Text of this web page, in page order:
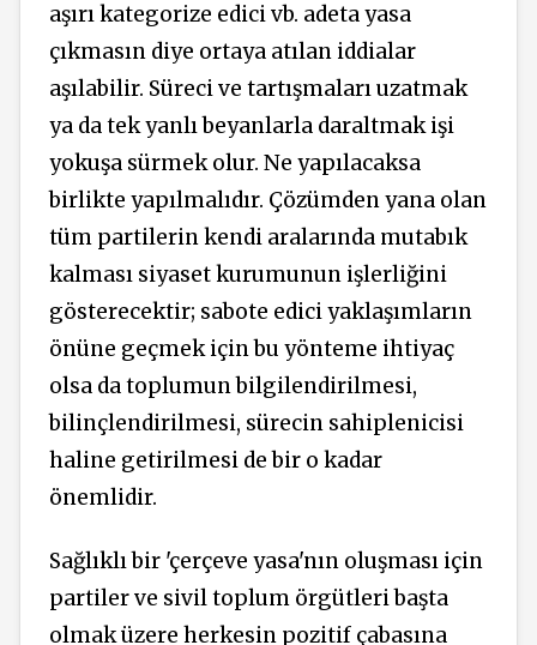
aşırı kategorize edici vb. adeta yasa
çıkmasın diye ortaya atılan iddialar
aşılabilir. Süreci ve tartışmaları uzatmak
ya da tek yanlı beyanlarla daraltmak işi
yokuşa sürmek olur. Ne yapılacaksa
birlikte yapılmalıdır. Çözümden yana olan
tüm partilerin kendi aralarında mutabık
kalması siyaset kurumunun işlerliğini
gösterecektir; sabote edici yaklaşımların
önüne geçmek için bu yönteme ihtiyaç
olsa da toplumun bilgilendirilmesi,
bilinçlendirilmesi, sürecin sahiplenicisi
haline getirilmesi de bir o kadar
önemlidir.
Sağlıklı bir 'çerçeve yasa'nın oluşması için
partiler ve sivil toplum örgütleri başta
olmak üzere herkesin pozitif çabasına